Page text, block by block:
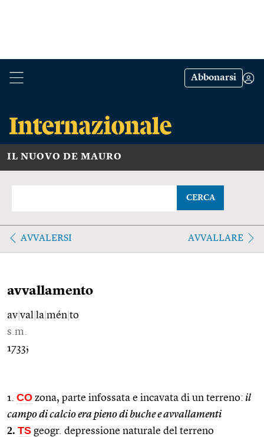
Abbonarsi
IL NUOVO DE MAURO
CERCA
AVVALERSI AVVALLARE
avvallamento
av val la mén to
s.m.
1733;
1. CO zona, parte infossata e incavata di un terreno: il
campo di calcio era pieno di buche e avvallamenti
2. TS geogr. depressione naturale del terreno